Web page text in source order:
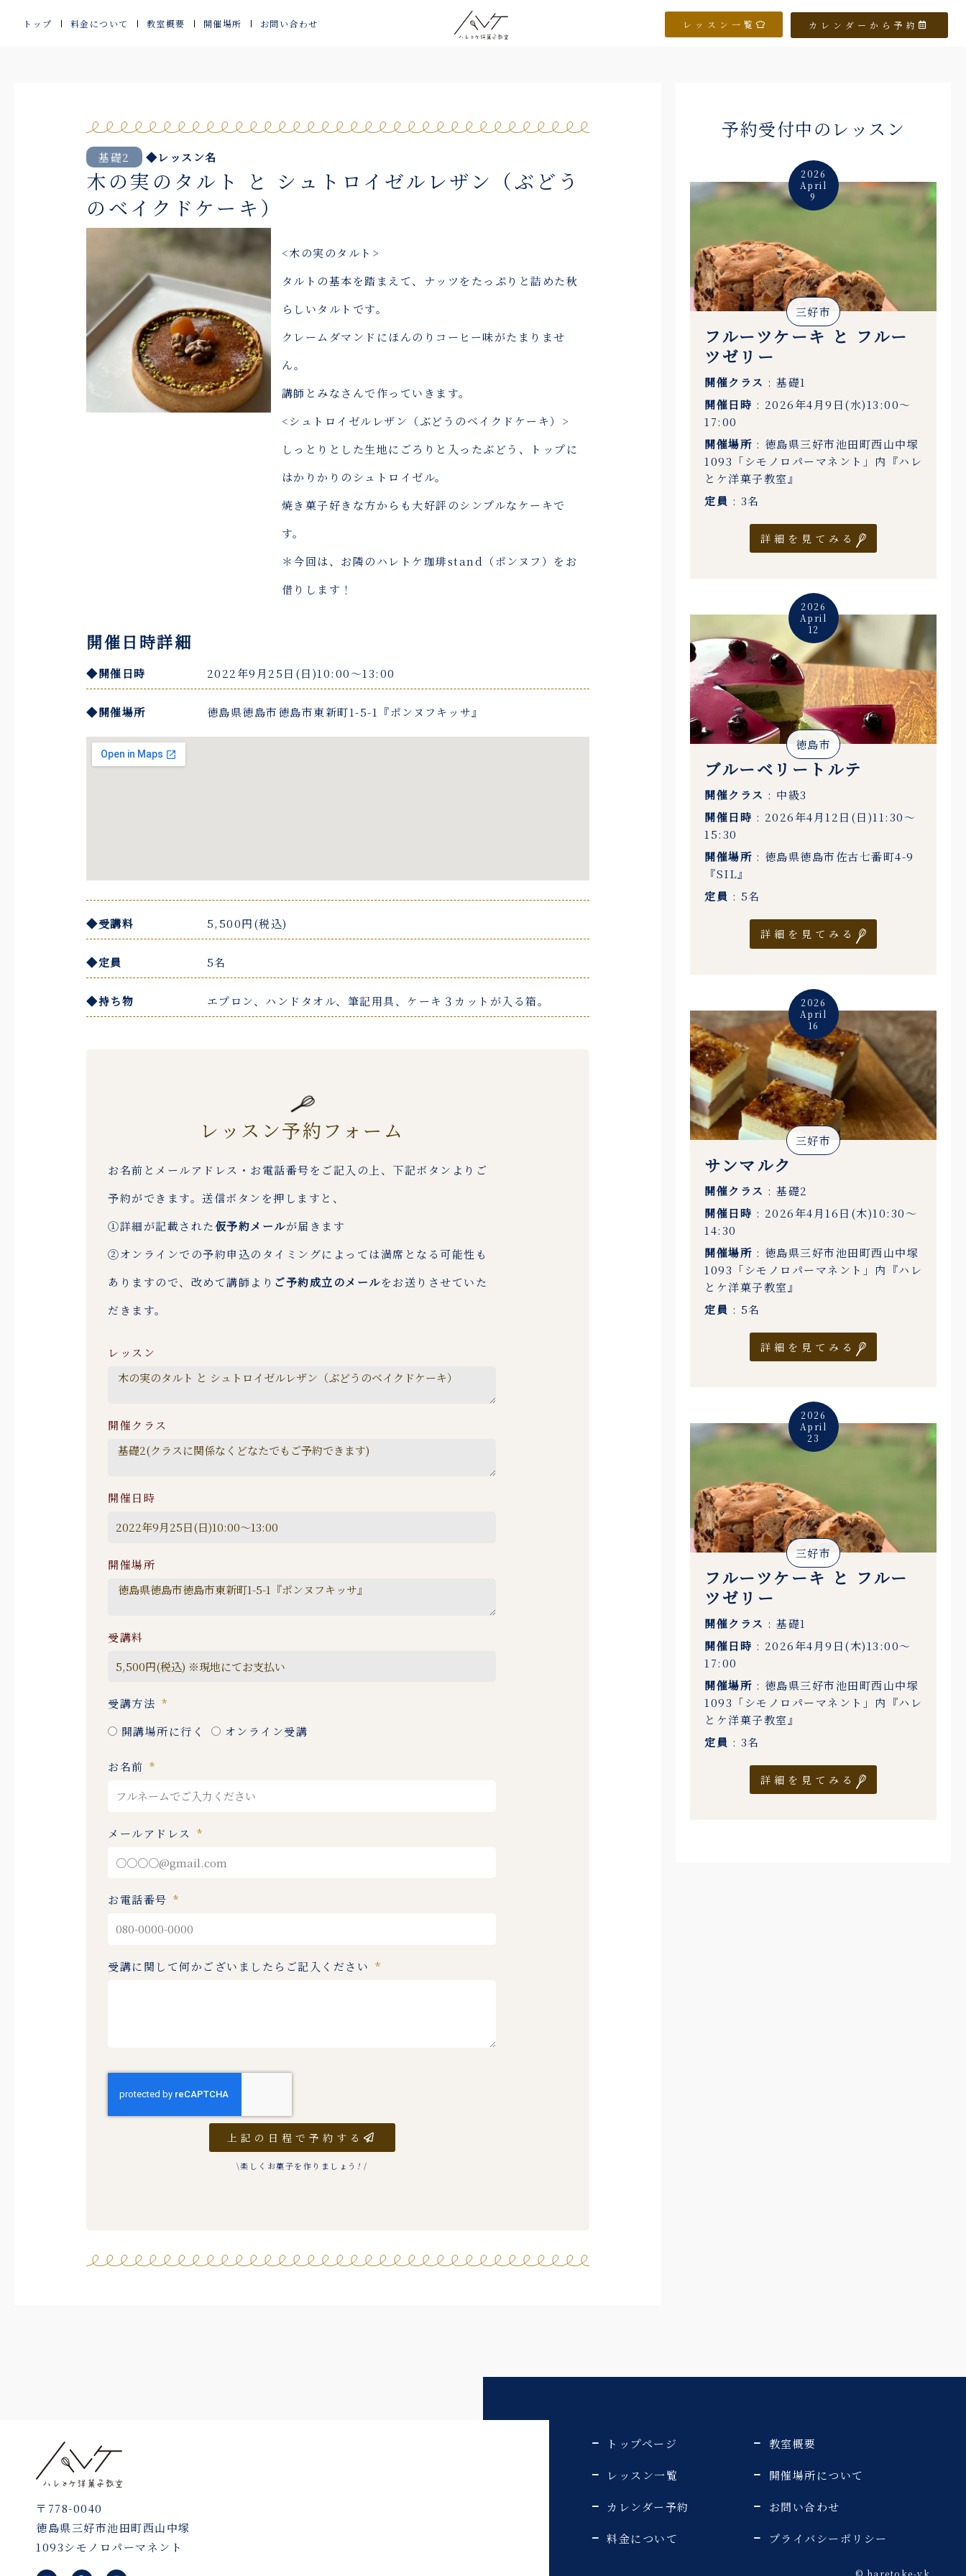
トップ 料金について 教室概要 開催場所 お問い合わせ レッスン一覧 カレンダーから予約
基礎2 ◆レッスン名
木の実のタルト と シュトロイゼルレザン（ぶどう
のベイクドケーキ）
<木の実のタルト>
タルトの基本を踏まえて、ナッツをたっぷりと詰めた秋
らしいタルトです。
クレームダマンドにほんのりコーヒー味がたまりませ
ん。
講師とみなさんで作っていきます。
<シュトロイゼルレザン（ぶどうのベイクドケーキ）>
しっとりとした生地にごろりと入ったぶどう、トップに
はかりかりのシュトロイゼル。
焼き菓子好きな方からも大好評のシンプルなケーキで
す。
＊今回は、お隣のハレトケ珈琲stand（ポンヌフ）をお
借りします！
開催日時詳細
◆開催日時 2022年9月25日(日)10:00〜13:00
◆開催場所 徳島県徳島市徳島市東新町1-5-1『ポンヌフキッサ』
◆受講料 5,500円(税込)
◆定員 5名
◆持ち物 エプロン、ハンドタオル、筆記用具、ケーキ３カットが入る箱。
レッスン予約フォーム
お名前とメールアドレス・お電話番号をご記入の上、下記ボタンよりご
予約ができます。送信ボタンを押しますと、
①詳細が記載された仮予約メールが届きます
②オンラインでの予約申込のタイミングによっては満席となる可能性も
ありますので、改めて講師より ご予約成立のメールをお送りさせていた
だきます。
レッスン
開催クラス
開催日時
開催場所
受講料
受講方法
開講場所に行く
オンライン受講
お名前
メールアドレス
お電話番号
受講に関して何かございましたらご記入ください
上記の日程で予約する
\楽しくお菓子を作りましょう !/
予約受付中のレッスン
2026
April
9
三好市
フルーツケーキ と フルー
ツゼリー
開催クラス : 基礎1
開催日時 : 2026年4月9日(水)13:00〜
17:00
開催場所 : 徳島県三好市池田町西山中塚
1093「シモノロパーマネント」内『ハレ
とケ洋菓子教室』
定員 : 3名
詳細を見てみる
2026
April
12
徳島市
ブルーベリートルテ
開催クラス : 中級3
開催日時 : 2026年4月12日(日)11:30〜
15:30
開催場所 : 徳島県徳島市佐古七番町4-9
『SIL』
定員 : 5名
詳細を見てみる
2026
April
16
三好市
サンマルク
開催クラス : 基礎2
開催日時 : 2026年4月16日(木)10:30〜
14:30
開催場所 : 徳島県三好市池田町西山中塚
1093「シモノロパーマネント」内『ハレ
とケ洋菓子教室』
定員 : 5名
詳細を見てみる
2026
April
23
三好市
フルーツケーキ と フルー
ツゼリー
開催クラス : 基礎1
開催日時 : 2026年4月9日(木)13:00〜
17:00
開催場所 : 徳島県三好市池田町西山中塚
1093「シモノロパーマネント」内『ハレ
とケ洋菓子教室』
定員 : 3名
詳細を見てみる
〒778-0040
徳島県三好市池田町西山中塚
1093シモノロパーマネント
L
F I
トップページ
レッスン一覧
カレンダー予約
料金について
教室概要
開催場所について
お問い合わせ
プライバシーポリシー
©️ haretoke-yk